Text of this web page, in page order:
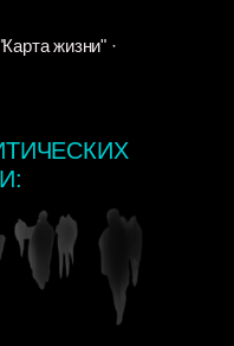
жизни" ·